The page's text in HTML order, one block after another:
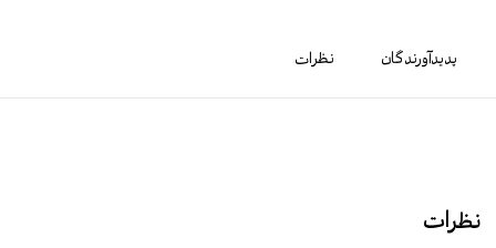
پدیدآورندگان نظرات
نظرات